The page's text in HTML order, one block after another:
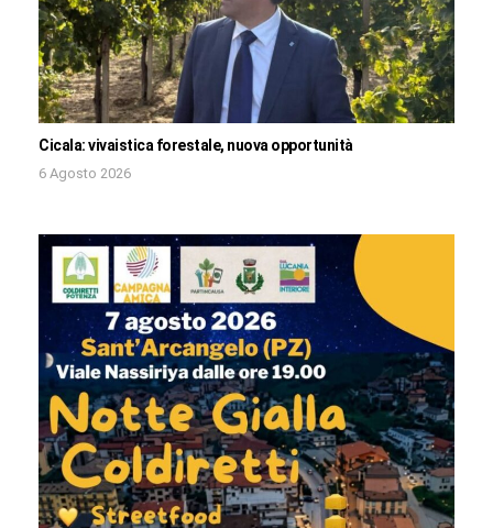
Cicala: vivaistica forestale, nuova opportunità
6 Agosto 2026